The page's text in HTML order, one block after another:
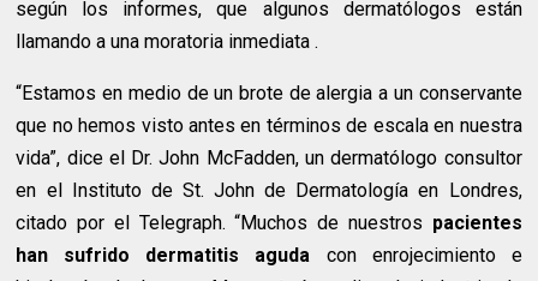
según los informes, que algunos dermatólogos están
llamando a una moratoria inmediata .
“Estamos en medio de un brote de alergia a un conservante
que no hemos visto antes en términos de escala en nuestra
vida”, dice el Dr. John McFadden, un dermatólogo consultor
en el Instituto de St. John de Dermatología en Londres,
citado por el Telegraph. “Muchos de nuestros pacientes
han sufrido dermatitis aguda con enrojecimiento e